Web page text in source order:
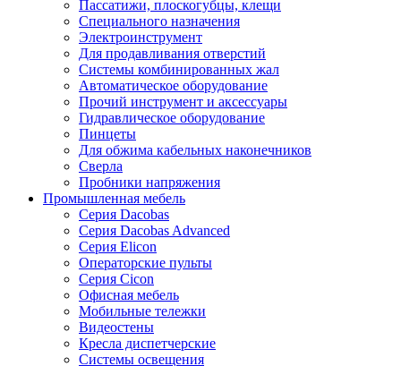
Пассатижи, плоскогубцы, клещи
Специального назначения
Электроинструмент
Для продавливания отверстий
Системы комбинированных жал
Автоматическое оборудование
Прочий инструмент и аксессуары
Гидравлическое оборудование
Пинцеты
Для обжима кабельных наконечников
Сверла
Пробники напряжения
Промышленная мебель
Серия Dacobas
Серия Dacobas Advanced
Серия Elicon
Операторские пульты
Серия Cicon
Офисная мебель
Мобильные тележки
Видеостены
Кресла диспетчерские
Системы освещения